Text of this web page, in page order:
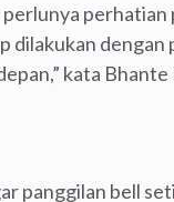
perhatian
dilakukan dengan
kata Bhante
panggilan bell